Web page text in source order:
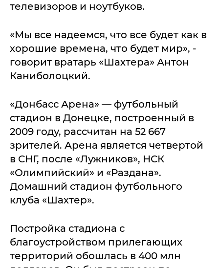
телевизоров и ноутбуков.
«Мы все надеемся, что все будет как в
хорошие времена, что будет мир», -
говорит вратарь «Шахтера» Антон
Каниболоцкий.
«Донбасс Арена» — футбольный
стадион в Донецке, построенный в
2009 году, рассчитан на 52 667
зрителей. Арена является четвертой
в СНГ, после «Лужников», НСК
«Олимпийский» и «Раздана».
Домашний стадион футбольного
клуба «Шахтер».
Постройка стадиона с
благоустройством прилегающих
территорий обошлась в 400 млн